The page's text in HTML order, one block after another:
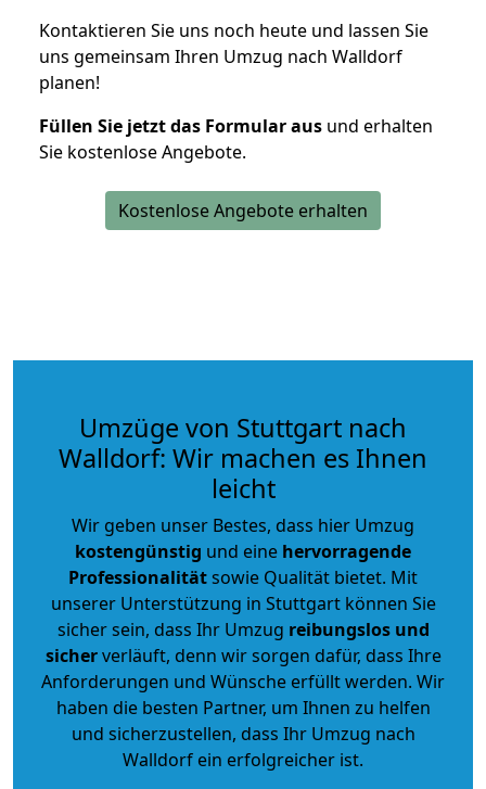
Kontaktieren Sie uns noch heute und lassen Sie
uns gemeinsam Ihren Umzug nach Walldorf
planen!
Füllen Sie jetzt das Formular aus und erhalten
Sie kostenlose Angebote.
Kostenlose Angebote erhalten
Umzüge von Stuttgart nach
Walldorf: Wir machen es Ihnen
leicht
Wir geben unser Bestes, dass hier Umzug
kostengünstig und eine hervorragende
Professionalitätsowie Qualität bietet. Mit
unserer Unterstützung in Stuttgart können Sie
sicher sein, dass Ihr Umzug reibungslos und
sicherverläuft, denn wir sorgen dafür, dass Ihre
Anforderungen und Wünsche erfüllt werden. Wir
haben die besten Partner, um Ihnen zu helfen
und sicherzustellen, dass Ihr Umzug nach
Walldorf ein erfolgreicher ist.